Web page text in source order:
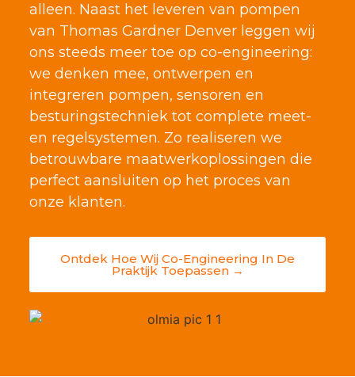
alleen. Naast het leveren van pompen
van Thomas Gardner Denver leggen wij
ons steeds meer toe op co-engineering:
we denken mee, ontwerpen en
integreren pompen, sensoren en
besturingstechniek tot complete meet-
en regelsystemen. Zo realiseren we
betrouwbare maatwerkoplossingen die
perfect aansluiten op het proces van
onze klanten.
Ontdek Hoe Wij Co-Engineering In De
Praktijk Toepassen →